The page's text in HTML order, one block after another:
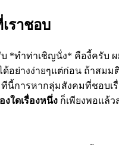
ราชอบ
*ทำท่าเชิญนั่ง* คืองี้ครับ
ย่างง่ายๆแต่ก่อน ถ้าสม
ทีนี้การหากลุ่มสังคมที่ชอ
ใดเรื่องหนึ่ง ก็เพียงพอแล้